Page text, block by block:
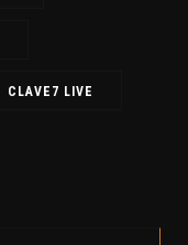
CLAVE7 LIVE